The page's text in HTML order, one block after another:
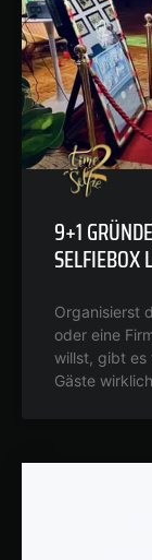
9+1
SELFIEBOX
Organisierst
oder eine
willst, gibt es
Gäste wirklich